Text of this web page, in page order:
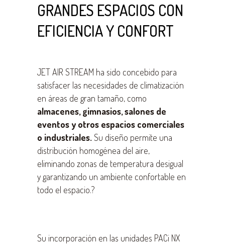
GRANDES ESPACIOS CON
EFICIENCIA Y CONFORT
JET AIR STREAM ha sido concebido para
satisfacer las necesidades de climatización
en áreas de gran tamaño, como
almacenes, gimnasios, salones de
eventos y otros espacios comerciales
o industriales.Su diseño permite una
distribución homogénea del aire,
eliminando zonas de temperatura desigual
y garantizando un ambiente confortable en
todo el espacio.?
Su incorporación en las unidades PACi NX